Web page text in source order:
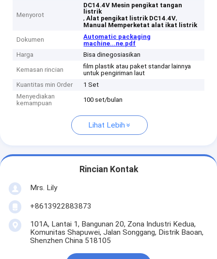
Menyorot
DC14.4V Mesin pengikat tangan
listrik
,Alat pengikat listrik DC14.4V,
Manual Memperketat alat ikat listrik
Dokumen
Automatic packaging
machine...ne.pdf
Harga
Bisa dinegosiasikan
Kemasan rincian
film plastik atau paket standar lainnya
untuk pengiriman laut
Kuantitas min Order
1 Set
Menyediakan
kemampuan
100 set/bulan
Lihat Lebih
Rincian Kontak
Mrs. Lily
+8613922883873
101A, Lantai 1, Bangunan 20, Zona Industri Kedua,
Komunitas Shapuwei, Jalan Songgang, Distrik Baoan,
Shenzhen China 518105